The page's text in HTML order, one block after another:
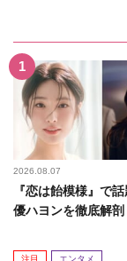
2026.08.07
『恋は飴模様』で
優ハヨンを徹底解剖